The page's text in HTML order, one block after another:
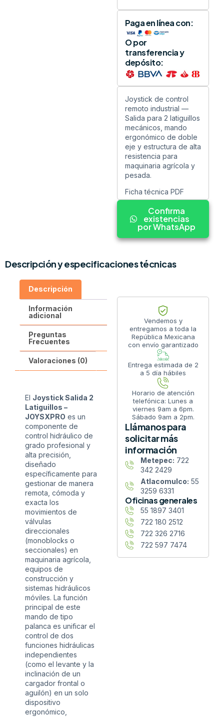
Paga en línea con:
O por
transferencia y
depósito:
Joystick de control
remoto industrial —
Salida para 2 latiguillos
mecánicos, mando
ergonómico de doble
eje y estructura de alta
resistencia para
maquinaria agrícola y
pesada.
Ficha técnica PDF
Confirma
existencias
por WhatsApp
Descripción y especificaciones técnicas
Descripción
Información
adicional
Preguntas
Frecuentes
Valoraciones (0)
El Joystick Salida 2
Latiguillos –
JOYSXPRO es un
componente de
control hidráulico de
grado profesional y
alta precisión,
diseñado
específicamente para
gestionar de manera
remota, cómoda y
exacta los
movimientos de
válvulas
direccionales
(monoblocks o
seccionales) en
maquinaria agrícola,
equipos de
construcción y
sistemas hidráulicos
móviles. La función
principal de este
mando de tipo
palanca es unificar el
control de dos
funciones hidráulicas
independientes
(como el levante y la
inclinación de un
cargador frontal o
aguilón) en un solo
dispositivo
ergonómico,
Vendemos y
entregamos a toda la
República Mexicana
con envío garantizado
Entrega estimada de 2
a 5 día hábiles
Horario de atención
telefónica: Lunes a
viernes 9am a 6pm.
Sábado 9am a 2pm.
Llámanos para
solicitar más
información
Metepec: 722
342 2429
Atlacomulco: 55
3259 6331
Oficinas generales
55 1897 3401
722 180 2512
722 326 2716
722 597 7474